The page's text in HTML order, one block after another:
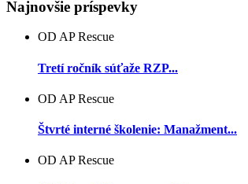
Najnovšie príspevky
OD AP Rescue
Tretí ročník súťaže RZP...
OD AP Rescue
Štvrté interné školenie: Manažment...
OD AP Rescue